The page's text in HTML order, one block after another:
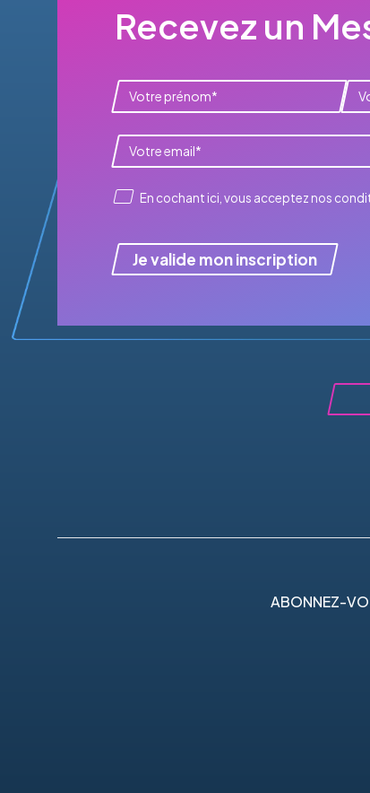
Recevez un
En cochant ici, vous acceptez nos
Je valide mon inscription
ABONNEZ-